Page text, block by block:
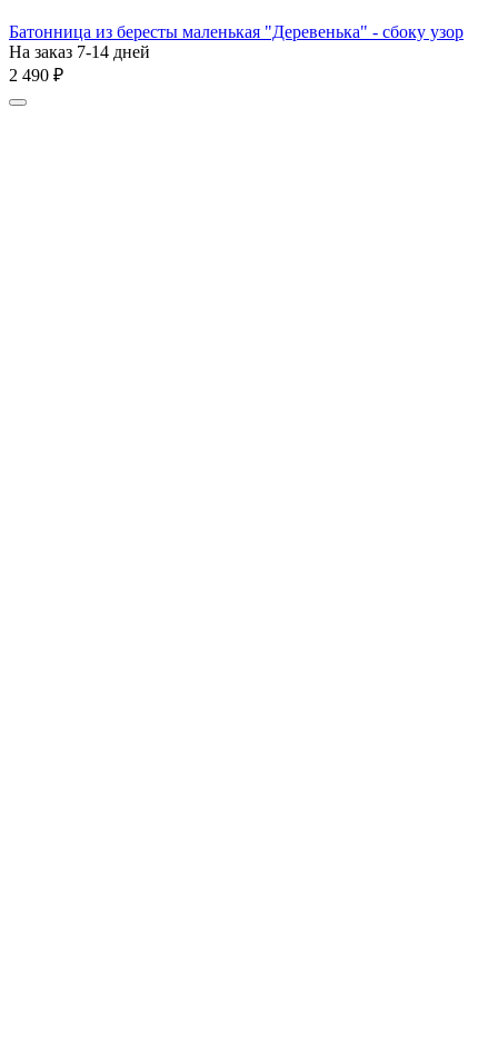
Батонница из бересты маленькая "Деревенька" - сбоку узор
На заказ 7-14 дней
2 490 ₽